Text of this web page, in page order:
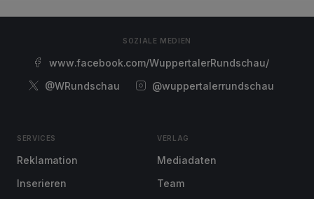
SOZIALE MEDIEN
www.facebook.com/WuppertalerRundschau/
@WRundschau
@wuppertalerrundschau
SERVICES
Reklamation
Inserieren
VERLAG
Mediadaten
Team